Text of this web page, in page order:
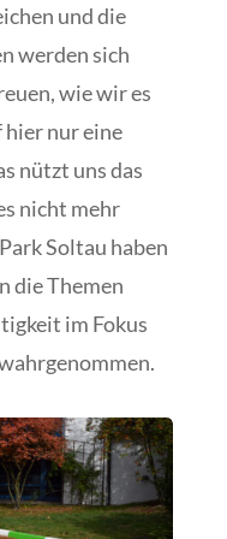
und die
werden sich
wie wir es
hier nur eine
nützt uns das
nicht mehr
Soltau haben
die Themen
im Fokus